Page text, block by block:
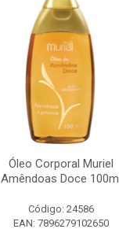
Óleo Corporal Muriel
Amêndoas Doce 100ml
Código: 24586
EAN: 7896279102650